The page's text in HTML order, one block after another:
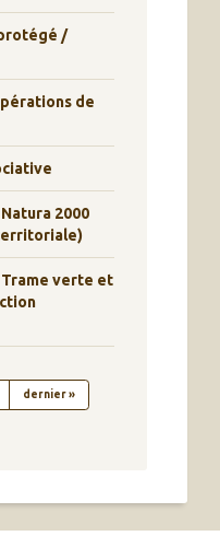
/
de
2000
Trame verte et
suivante
dernier »Dernière page